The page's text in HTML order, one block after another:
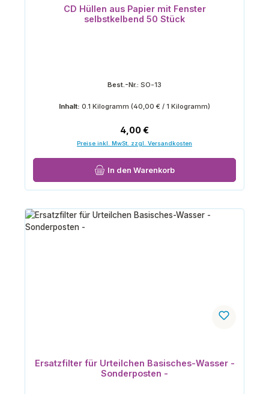
CD Hüllen aus Papier mit Fenster
selbstkelbend 50 Stück
Best.-Nr.: SO-13
Inhalt: 0.1 Kilogramm (40,00 € / 1 Kilogramm)
Regulärer Preis:
4,00 €
Preise inkl. MwSt. zzgl. Versandkosten
In den Warenkorb
Ersatzfilter für Urteilchen Basisches-Wasser -
Sonderposten -